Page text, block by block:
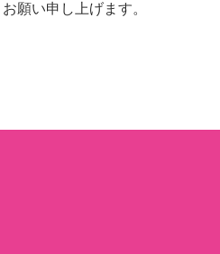
願い申し上げます。